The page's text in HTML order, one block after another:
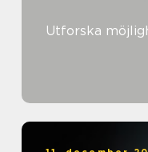
Utforska